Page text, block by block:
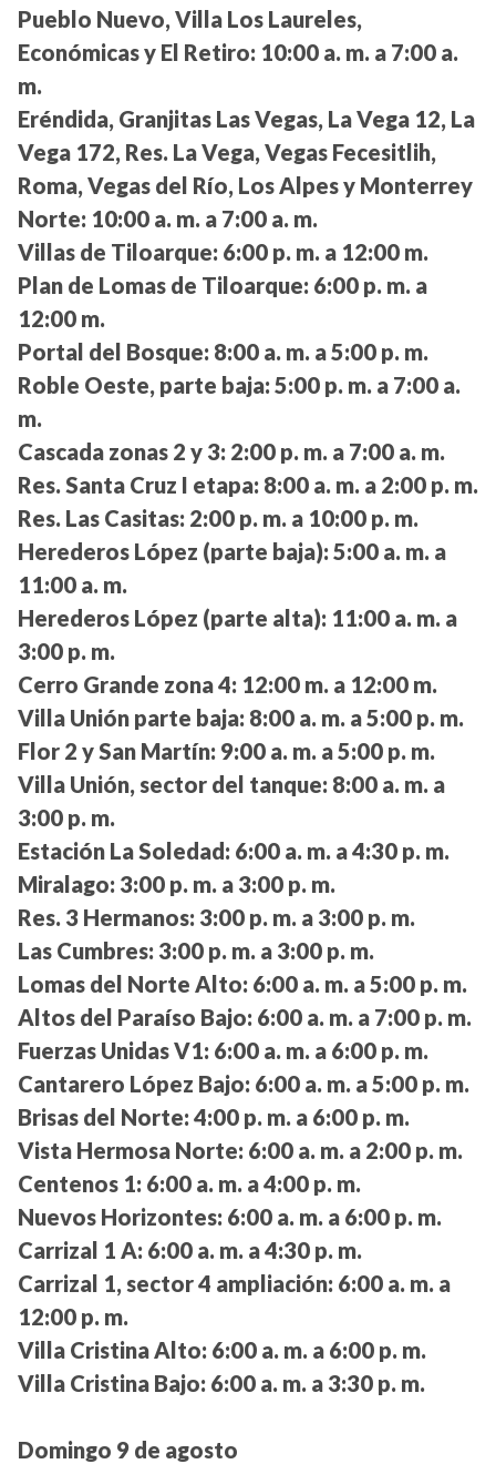
Pueblo Nuevo, Villa Los Laureles,
Económicas y El Retiro: 10:00 a. m. a 7:00 a.
m.
Eréndida, Granjitas Las Vegas, La Vega 12, La
Vega 172, Res. La Vega, Vegas Fecesitlih,
Roma, Vegas del Río, Los Alpes y Monterrey
Norte: 10:00 a. m. a 7:00 a. m.
Villas de Tiloarque: 6:00 p. m. a 12:00 m.
Plan de Lomas de Tiloarque: 6:00 p. m. a
12:00 m.
Portal del Bosque: 8:00 a. m. a 5:00 p. m.
Roble Oeste, parte baja: 5:00 p. m. a 7:00 a.
m.
Cascada zonas 2 y 3: 2:00 p. m. a 7:00 a. m.
Res. Santa Cruz I etapa: 8:00 a. m. a 2:00 p. m.
Res. Las Casitas: 2:00 p. m. a 10:00 p. m.
Herederos López (parte baja): 5:00 a. m. a
11:00 a. m.
Herederos López (parte alta): 11:00 a. m. a
3:00 p. m.
Cerro Grande zona 4: 12:00 m. a 12:00 m.
Villa Unión parte baja: 8:00 a. m. a 5:00 p. m.
Flor 2 y San Martín: 9:00 a. m. a 5:00 p. m.
Villa Unión, sector del tanque: 8:00 a. m. a
3:00 p. m.
Estación La Soledad: 6:00 a. m. a 4:30 p. m.
Miralago: 3:00 p. m. a 3:00 p. m.
Res. 3 Hermanos: 3:00 p. m. a 3:00 p. m.
Las Cumbres: 3:00 p. m. a 3:00 p. m.
Lomas del Norte Alto: 6:00 a. m. a 5:00 p. m.
Altos del Paraíso Bajo: 6:00 a. m. a 7:00 p. m.
Fuerzas Unidas V1: 6:00 a. m. a 6:00 p. m.
Cantarero López Bajo: 6:00 a. m. a 5:00 p. m.
Brisas del Norte: 4:00 p. m. a 6:00 p. m.
Vista Hermosa Norte: 6:00 a. m. a 2:00 p. m.
Centenos 1: 6:00 a. m. a 4:00 p. m.
Nuevos Horizontes: 6:00 a. m. a 6:00 p. m.
Carrizal 1 A: 6:00 a. m. a 4:30 p. m.
Carrizal 1, sector 4 ampliación: 6:00 a. m. a
12:00 p. m.
Villa Cristina Alto: 6:00 a. m. a 6:00 p. m.
Villa Cristina Bajo: 6:00 a. m. a 3:30 p. m.
Domingo 9 de agosto